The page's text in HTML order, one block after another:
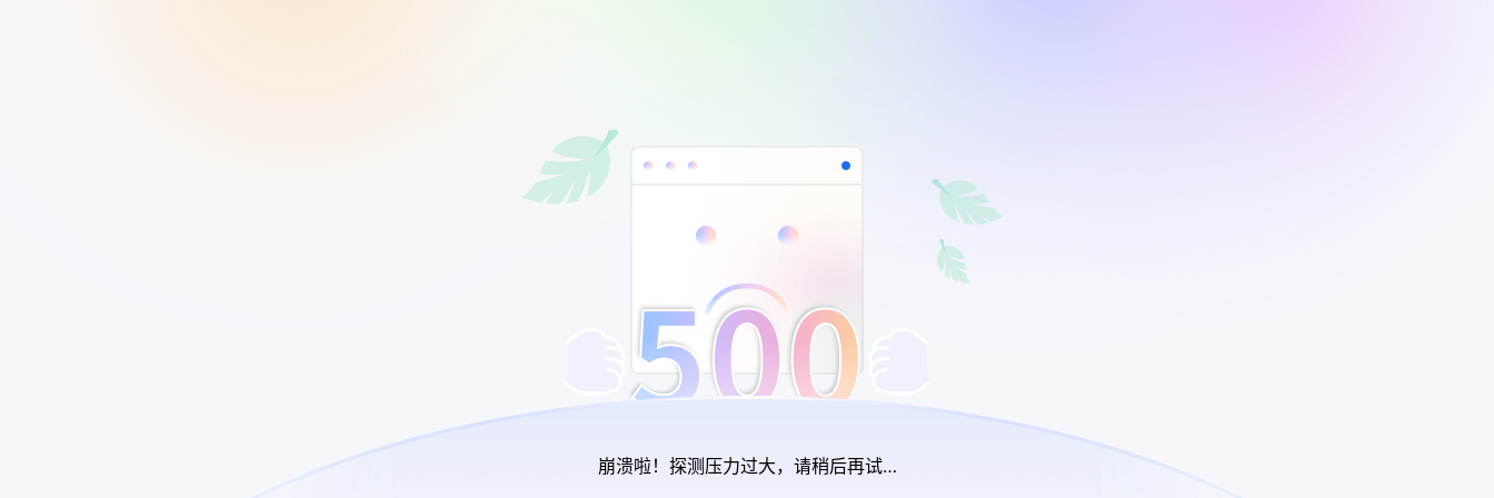
崩溃啦！探测压力过大，请稍后再试…